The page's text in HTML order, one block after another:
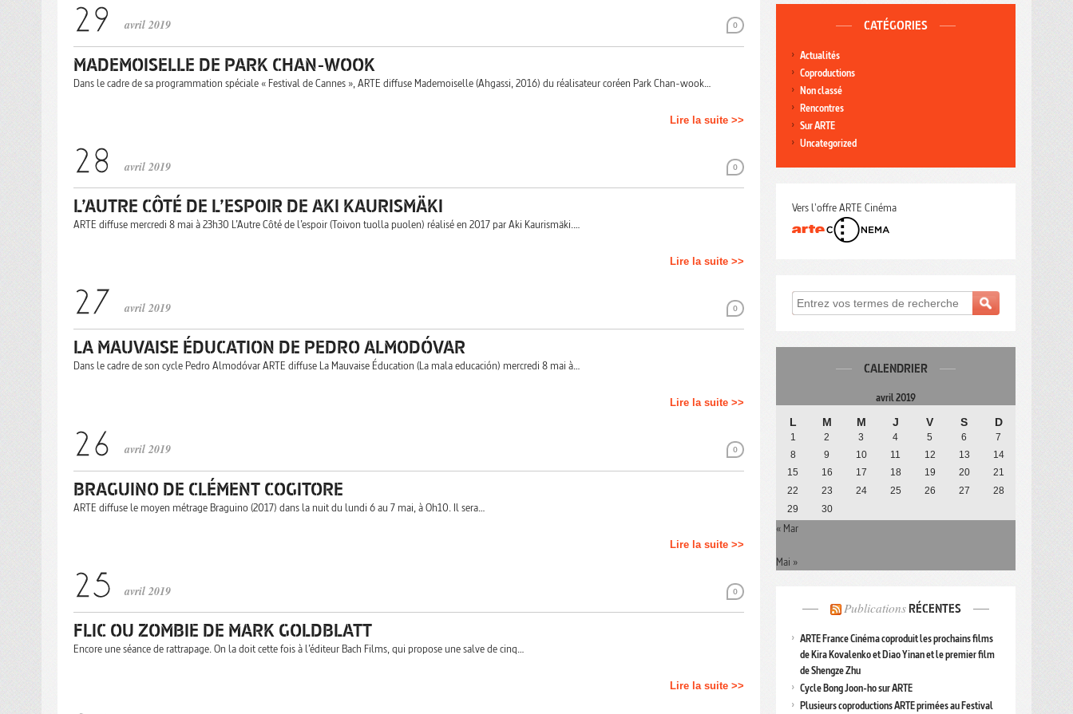
0
avril 2019
MADEMOISELLE DE PARK CHAN-WOOK
Dans le cadre de sa programmation spéciale « Festival de Cannes », ARTE diffuse Mademoiselle (Ahgassi, 2016) du réalisateur coréen Park Chan-wook…
Lire la suite >>
0
avril 2019
L’AUTRE CÔTÉ DE L’ESPOIR DE AKI KAURISMÄKI
ARTE diffuse mercredi 8 mai à 23h30 L’Autre Côté de l’espoir (Toivon tuolla puolen) réalisé en 2017 par Aki Kaurismäki.…
Lire la suite >>
0
avril 2019
LA MAUVAISE ÉDUCATION DE PEDRO ALMODÓVAR
Dans le cadre de son cycle Pedro Almodóvar ARTE diffuse La Mauvaise Éducation (La mala educación) mercredi 8 mai à…
Lire la suite >>
0
avril 2019
BRAGUINO DE CLÉMENT COGITORE
ARTE diffuse le moyen métrage Braguino (2017) dans la nuit du lundi 6 au 7 mai, à Oh10. Il sera…
Lire la suite >>
0
avril 2019
FLIC OU ZOMBIE DE MARK GOLDBLATT
Encore une séance de rattrapage. On la doit cette fois à l’éditeur Bach Films, qui propose une salve de cinq…
Lire la suite >>
CATÉGORIES
Actualités
Coproductions
Non classé
Rencontres
Sur ARTE
Uncategorized
Vers l'offre ARTE Cinéma
CALENDRIER
avril 2019
L M M J V S D
1 2 3 4 5 6
7
8
9 10 11 12 13
14
15
16 17 18 19 20
21
22
23 24 25 26 27
28
29
30
« Mar
Mai »
Publications RÉCENTES
ARTE France Cinéma coproduit les prochains films
de Kira Kovalenko et Diao Yinan et le premier film
de Shengze Zhu
Cycle Bong Joon-ho sur ARTE
Plusieurs coproductions ARTE primées au Festival